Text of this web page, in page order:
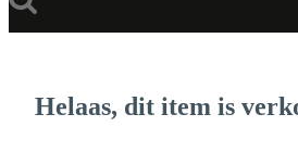
Helaas, dit item is